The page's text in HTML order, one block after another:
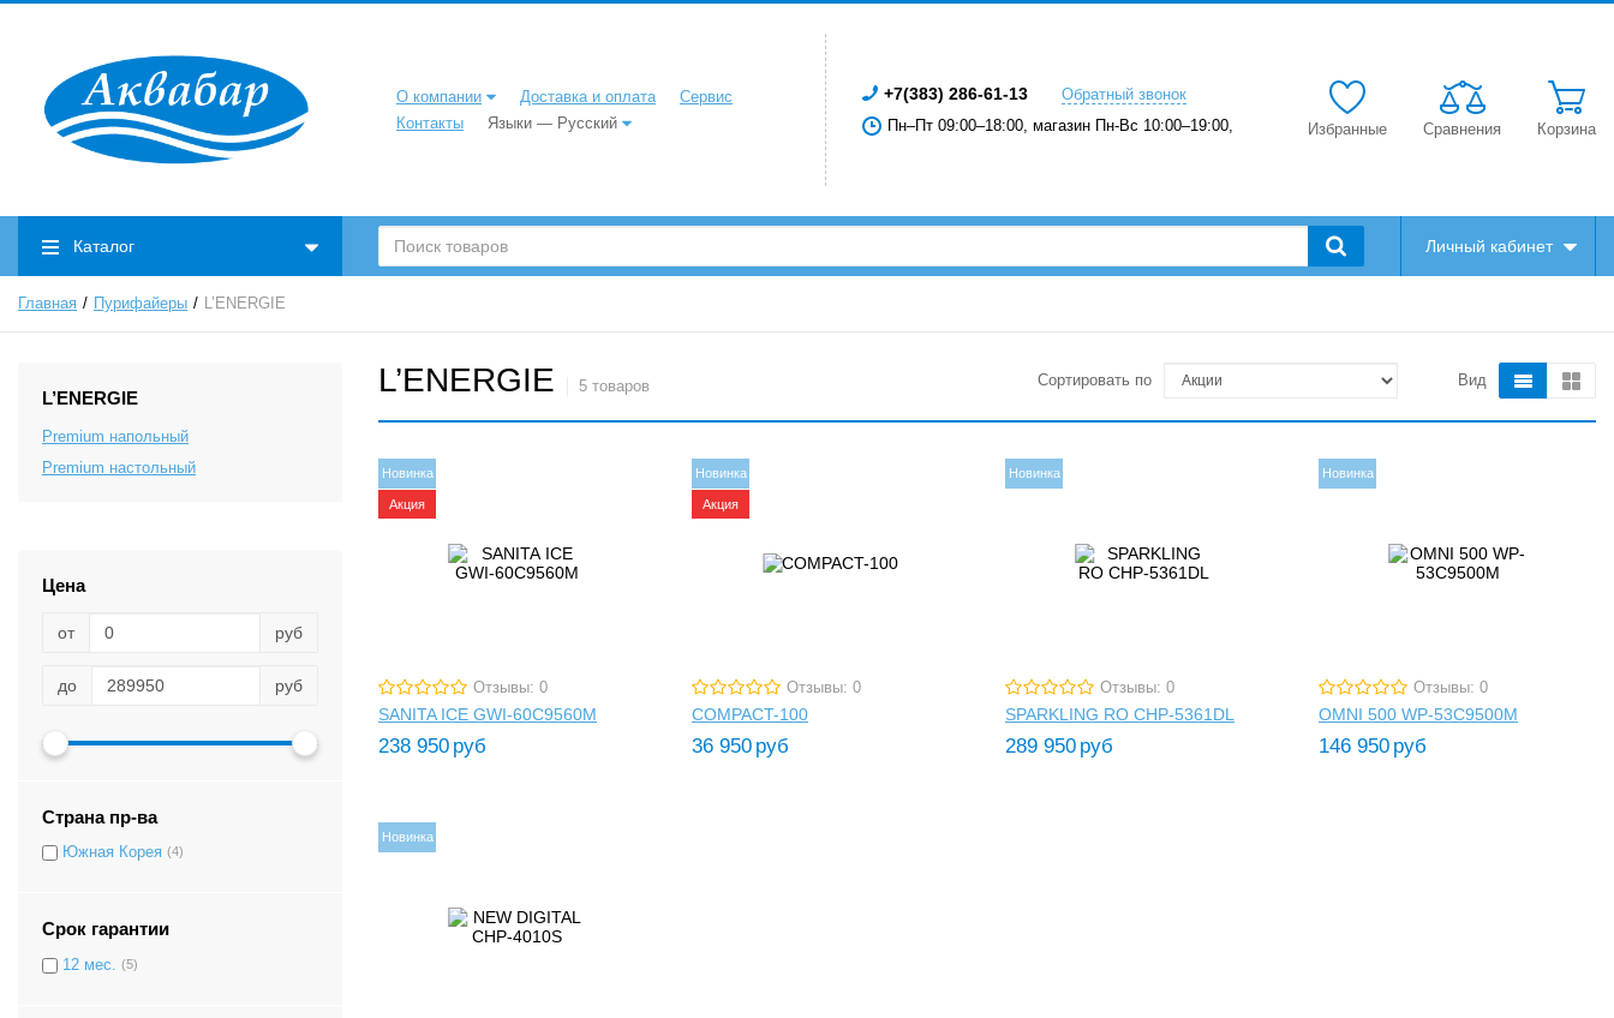
О компании Доставка и оплата
Сервис
Контакты
Языки — Русский
+7(383) 286-61-13
Обратный звонок
Пн–Пт 09:00–18:00, магазин Пн-Вс 10:00–19:00,
Избранные Сравнения Корзина
Каталог Личный кабинет
Главная Пурифайеры L’ENERGIE
L’ENERGIE
Premium напольный
Premium настольный
Цена
от руб
до руб
Страна пр-ва
Южная Корея (4)
Срок гарантии
12 мес. (5)
L’ENERGIE 5 товаров Сортировать по Вид
Новинка
Акция
Отзывы: 0
SANITA ICE GWI-60C9560M
238 950 руб
Новинка
Акция
Отзывы: 0
COMPACT-100
36 950 руб
Новинка
Отзывы: 0
SPARKLING RO CHP-5361DL
289 950 руб
Новинка
Отзывы: 0
OMNI 500 WP-53C9500M
146 950 руб
Новинка